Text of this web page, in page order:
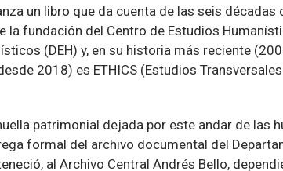
un libro que da cuenta de las seis
la fundación del Centro de Estudios
(DEH) y, en su historia más reciente
2018) es ETHICS (Estudios
patrimonial dejada por este andar de las
formal del archivo documental del
al Archivo Central Andrés Bello,